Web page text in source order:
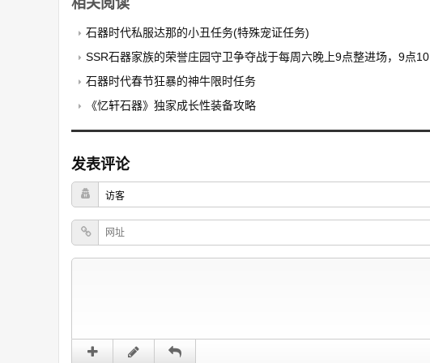
相关阅读
石器时代私服达那的小丑任务(特殊宠证任务)
SSR石器家族的荣誉庄园守卫争夺战于每周六晚上9点整进场，9点10分举行。
石器时代春节狂暴的神牛限时任务
《忆轩石器》独家成长性装备攻略
发表评论